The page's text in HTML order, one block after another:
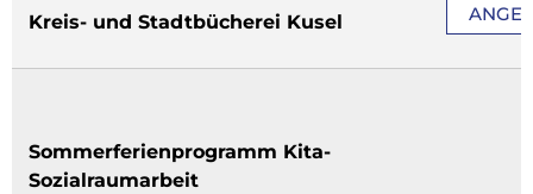
Kreis- und Stadtbücherei Kusel
Sommerferienprogramm Kita-
Sozialraumarbeit